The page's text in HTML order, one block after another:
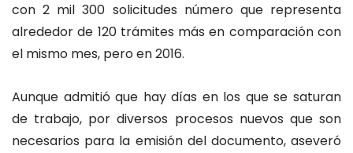
con 2 mil 300 solicitudes número que representa
alrededor de 120 trámites más en comparación con
el mismo mes, pero en 2016.
Aunque admitió que hay días en los que se saturan
de trabajo, por diversos procesos nuevos que son
necesarios para la emisión del documento, aseveró